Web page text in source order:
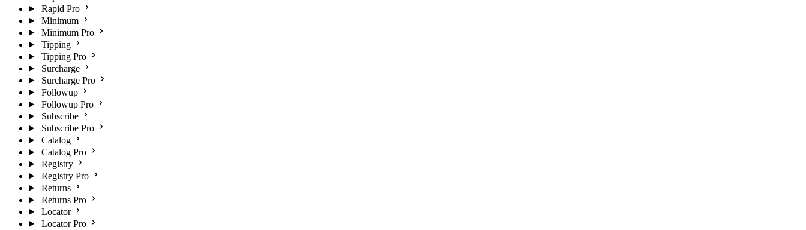
Rapid Pro
Minimum
Minimum Pro
Tipping
Tipping Pro
Surcharge
Surcharge Pro
Followup
Followup Pro
Subscribe
Subscribe Pro
Catalog
Catalog Pro
Registry
Registry Pro
Returns
Returns Pro
Locator
Locator Pro